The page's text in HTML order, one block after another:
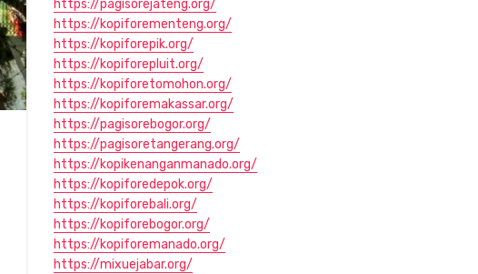
https://pagisorejateng.org/
https://kopiforementeng.org/
https://kopiforepik.org/
https://kopiforepluit.org/
https://kopiforetomohon.org/
https://kopiforemakassar.org/
https://pagisorebogor.org/
https://pagisoretangerang.org/
https://kopikenanganmanado.org/
https://kopiforedepok.org/
https://kopiforebali.org/
https://kopiforebogor.org/
https://kopiforemanado.org/
https://mixuejabar.org/